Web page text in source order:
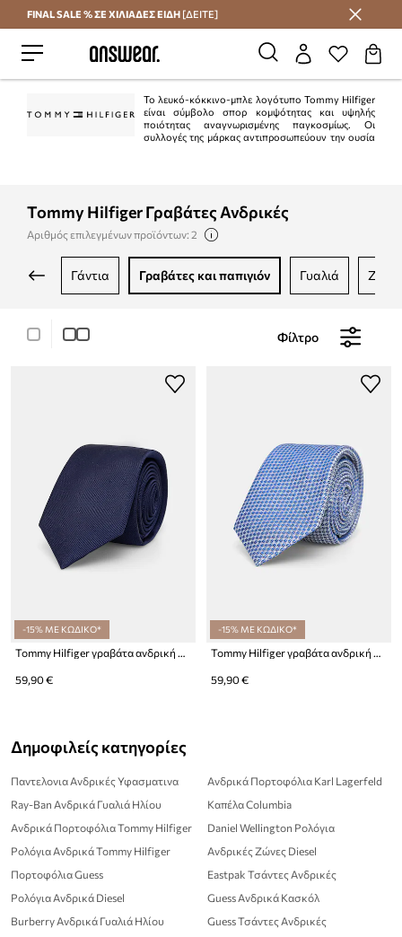
Εξοικονομήστε με το Answear Club
FINAL SALE % ΣΕ ΧΙΛΙΑΔΕΣ ΕΙΔΗ [ΔΕΙΤΕ]
Το λευκό-κόκκινο-μπλε λογότυπο Tommy Hilfiger
είναι σύμβολο σπορ κομψότητας και υψηλής
ποιότητας αναγνωρισμένης παγκοσμίως. Οι
συλλογές της μάρκας αντιπροσωπεύουν την ουσία
Tommy Hilfiger Γραβάτες Ανδρικές
Αριθμός επιλεγμένων προϊόντων: 2
γάντια γραβάτες και παπιγιόν γυαλιά
Φίλτρο
-15% ΜΕ ΚΩΔΙΚΟ*
Tommy Hilfiger γραβάτα ανδρική μεταξωτή
59,90 €
-15% ΜΕ ΚΩΔΙΚΟ*
Tommy Hilfiger γραβάτα ανδρική μεταξωτή
59,90 €
Δημοφιλείς κατηγορίες
Παντελονια Ανδρικές Υφασματινα
Ray-Ban Ανδρικά Γυαλιά Ηλίου
Ανδρικά Πορτοφόλια Tommy Hilfiger
Ρολόγια Ανδρικά Tommy Hilfiger
Πορτοφόλια Guess
Ρολόγια Ανδρικά Diesel
Burberry Ανδρικά Γυαλιά Ηλίου
Ανδρικά Πορτοφόλια Karl Lagerfeld
Καπέλα Columbia
Daniel Wellington Ρολόγια
Ανδρικές Ζώνες Diesel
Eastpak Τσάντες Ανδρικές
Guess Ανδρικά Κασκόλ
Guess Τσάντες Ανδρικές